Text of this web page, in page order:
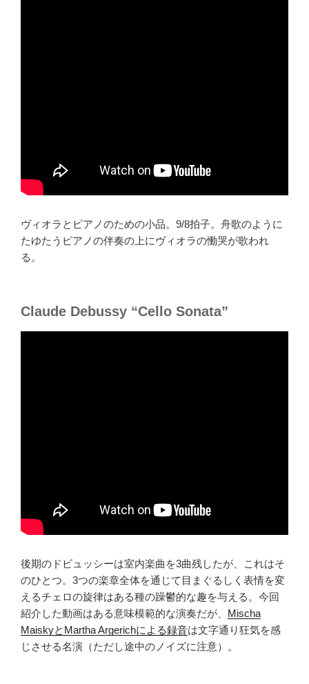
ヴィオラとピアノのための小品。9/8拍子。舟歌のように
たゆたうピアノの伴奏の上にヴィオラの慟哭が歌われ
る。
Claude Debussy “Cello Sonata”
後期のドビュッシーは室内楽曲を3曲残したが、これはそ
のひとつ。3つの楽章全体を通じて目まぐるしく表情を変
えるチェロの旋律はある種の躁鬱的な趣を与える。今回
紹介した動画はある意味模範的な演奏だが、 Mischa
MaiskyとMartha Argerichによる録音は文字通り狂気を感
じさせる名演（ただし途中のノイズに注意）。